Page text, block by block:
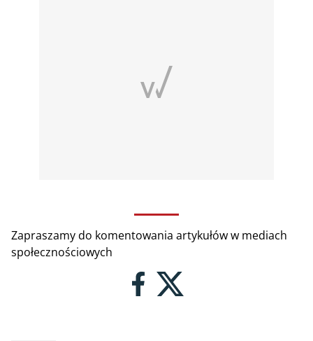
Zapraszamy do komentowania artykułów w mediach
społecznościowych